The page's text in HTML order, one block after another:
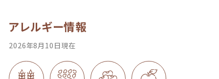
アレルギー情報
2026年8月10日現在